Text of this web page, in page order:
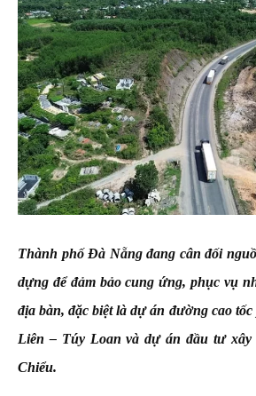
Thành phố Đà Nẵng đang cân đối
dựng để đảm bảo cung ứng, phục vụ
địa bàn, đặc biệt là dự án đường cao
Liên – Túy Loan và dự án đầu tư xây
Chiểu.